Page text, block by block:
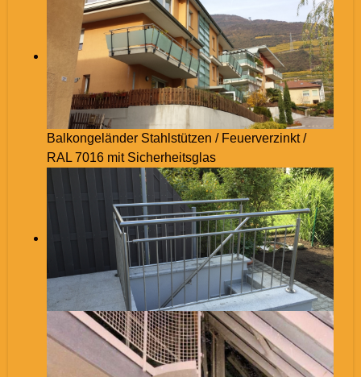
Balkongeländer Stahlstützen / Feuerverzinkt /
RAL 7016 mit Sicherheitsglas